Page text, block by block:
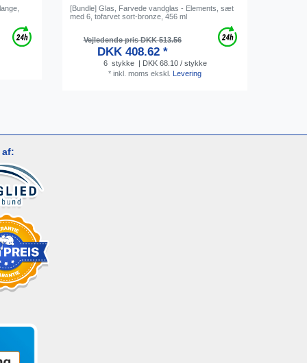
[Bundle] Glas, Farvede vandglas - Elements, sæt
med 6, tofarvet sort-bronze, 456 ml
Vejledende pris DKK 513.56
DKK 408.62 *
6 stykke
| DKK 68.10 / stykke
* inkl. moms ekskl. Levering
af: